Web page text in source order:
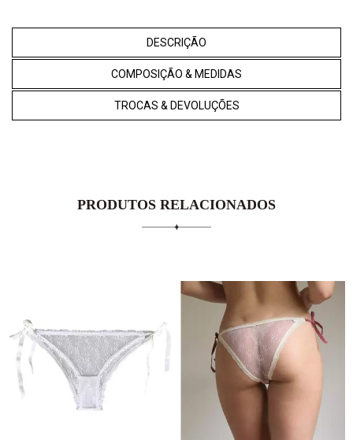
DESCRIÇÃO
COMPOSIÇÃO & MEDIDAS
TROCAS & DEVOLUÇÕES
PRODUTOS RELACIONADOS